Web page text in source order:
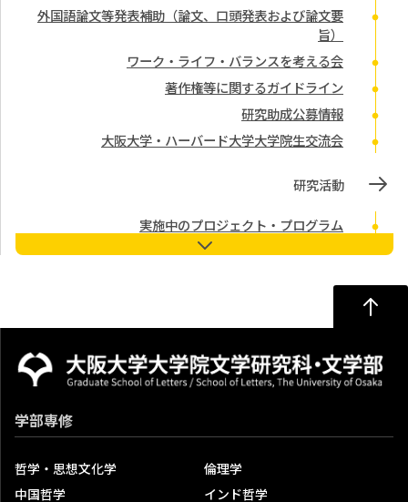
外国語論文等発表補助（論文、口頭発表および論文要
旨）
ワーク・ライフ・バランスを考える会
著作権等に関するガイドライン
研究助成公募情報
大阪大学・ハーバード大学大学院生交流会
研究活動
実施中のプロジェクト・プログラム
大阪大学及び文学研究科における研究データの保存等に
研究倫理審査 申請フォーム
研究成果
定期刊行物
紀要・論叢（最新号の内容含む）
受賞・表彰関係
学部専修
哲学・思想文化学
倫理学
中国哲学
インド哲学